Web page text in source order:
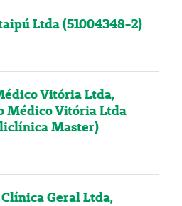
Ltda (51004348-2)
Vitória Ltda,
Médico Vitória Ltda
Master)
Geral Ltda,